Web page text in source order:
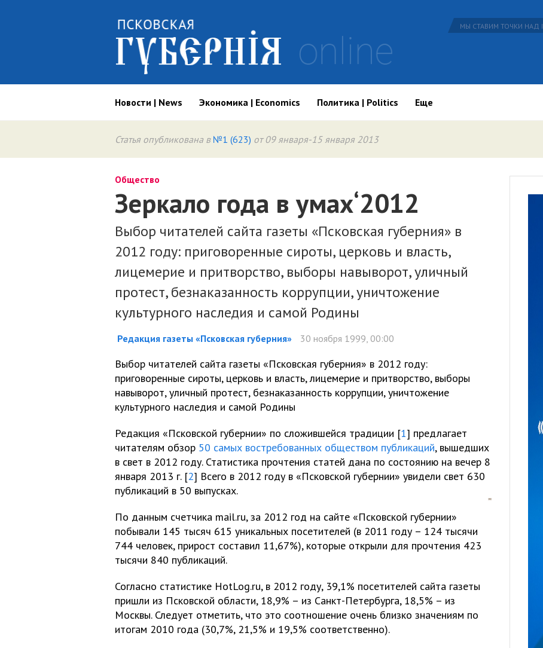
МЫ СТАВИМ ТОЧКИ НАД I
Новости | News Экономика | Economics Политика | Politics Еще
Статья опубликована в №1 (623) от 09 января-15 января 2013
Общество
Зеркало года в умах‘2012
Выбор читателей сайта газеты «Псковская губерния» в
2012 году: приговоренные сироты, церковь и власть,
лицемерие и притворство, выборы навыворот, уличный
протест, безнаказанность коррупции, уничтожение
культурного наследия и самой Родины
Редакция газеты «Псковская губерния» 30 ноября 1999, 00:00
Выбор читателей сайта газеты «Псковская губерния» в 2012 году:
приговоренные сироты, церковь и власть, лицемерие и притворство, выборы
навыворот, уличный протест, безнаказанность коррупции, уничтожение
культурного наследия и самой Родины
Редакция «Псковской губернии» по сложившейся традиции [1] предлагает
читателям обзор 50 самых востребованных обществом публикаций, вышедших
в свет в 2012 году. Статистика прочтения статей дана по состоянию на вечер 8
января 2013 г. [2] Всего в 2012 году в «Псковской губернии» увидели свет 630
публикаций в 50 выпусках.
По данным счетчика mail.ru, за 2012 год на сайте «Псковской губернии»
побывали 145 тысяч 615 уникальных посетителей (в 2011 году – 124 тысячи
744 человек, прирост составил 11,67%), которые открыли для прочтения 423
тысячи 840 публикаций.
Согласно статистике HotLog.ru, в 2012 году, 39,1% посетителей сайта газеты
пришли из Псковской области, 18,9% – из Санкт-Петербурга, 18,5% – из
Москвы. Следует отметить, что это соотношение очень близко значениям по
итогам 2010 года (30,7%, 21,5% и 19,5% соответственно).